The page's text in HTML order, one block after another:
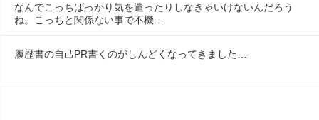
なんでこっちばっかり気を遣ったりしなきゃいけないんだろう
ね。こっちと関係ない事で不機…
履歴書の自己PR書くのがしんどくなってきました…